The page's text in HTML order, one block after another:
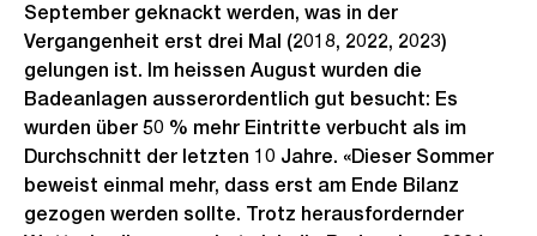
September geknackt werden, was in der
Vergangenheit erst drei Mal (2018, 2022, 2023)
gelungen ist. Im heissen August wurden die
Badeanlagen ausserordentlich gut besucht: Es
wurden über 50 % mehr Eintritte verbucht als im
Durchschnitt der letzten 10 Jahre. «Dieser Sommer
beweist einmal mehr, dass erst am Ende Bilanz
gezogen werden sollte. Trotz herausfordernder